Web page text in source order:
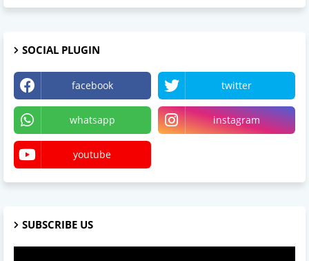
SOCIAL PLUGIN
facebook twitter
whatsapp instagram
youtube
SUBSCRIBE US